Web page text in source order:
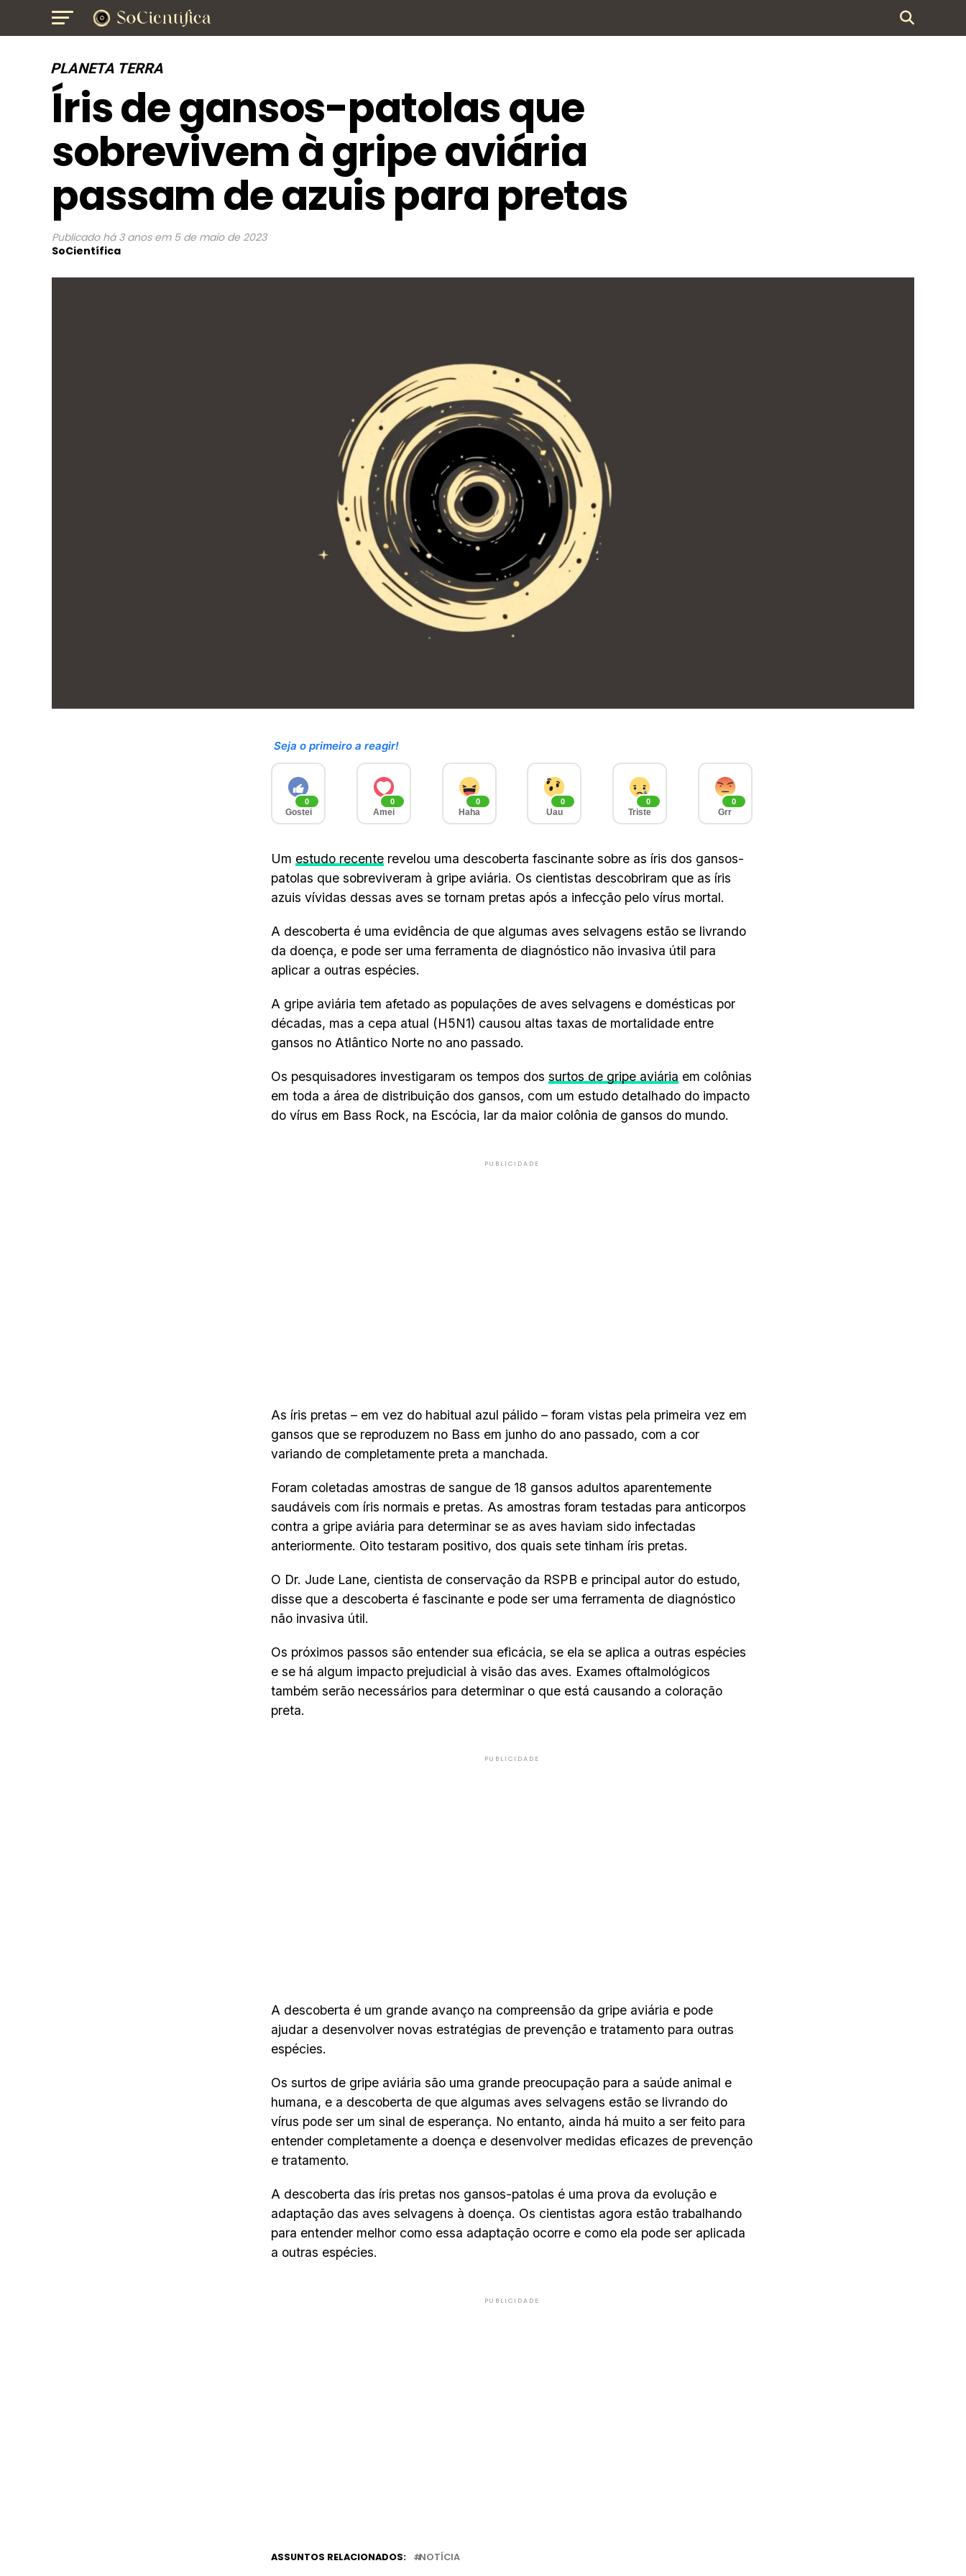
PLANETA TERRA
Íris de gansos-patolas que
sobrevivem à gripe aviária
passam de azuis para pretas
Publicado há 3 anos em 5 de maio de 2023
SoCientífica
Seja o primeiro a reagir!
0
Gostei
0
Amei
0
Haha
0
Uau
0
Triste
0
Grr
Um estudo recente revelou uma descoberta fascinante sobre as íris dos gansos-
patolas que sobreviveram à gripe aviária. Os cientistas descobriram que as íris
azuis vívidas dessas aves se tornam pretas após a infecção pelo vírus mortal.
A descoberta é uma evidência de que algumas aves selvagens estão se livrando
da doença, e pode ser uma ferramenta de diagnóstico não invasiva útil para
aplicar a outras espécies.
A gripe aviária tem afetado as populações de aves selvagens e domésticas por
décadas, mas a cepa atual (H5N1) causou altas taxas de mortalidade entre
gansos no Atlântico Norte no ano passado.
Os pesquisadores investigaram os tempos dos surtos de gripe aviária em colônias
em toda a área de distribuição dos gansos, com um estudo detalhado do impacto
do vírus em Bass Rock, na Escócia, lar da maior colônia de gansos do mundo.
PUBLICIDADE
As íris pretas – em vez do habitual azul pálido – foram vistas pela primeira vez em
gansos que se reproduzem no Bass em junho do ano passado, com a cor
variando de completamente preta a manchada.
Foram coletadas amostras de sangue de 18 gansos adultos aparentemente
saudáveis com íris normais e pretas. As amostras foram testadas para anticorpos
contra a gripe aviária para determinar se as aves haviam sido infectadas
anteriormente. Oito testaram positivo, dos quais sete tinham íris pretas.
O Dr. Jude Lane, cientista de conservação da RSPB e principal autor do estudo,
disse que a descoberta é fascinante e pode ser uma ferramenta de diagnóstico
não invasiva útil.
Os próximos passos são entender sua eficácia, se ela se aplica a outras espécies
e se há algum impacto prejudicial à visão das aves. Exames oftalmológicos
também serão necessários para determinar o que está causando a coloração
preta.
PUBLICIDADE
A descoberta é um grande avanço na compreensão da gripe aviária e pode
ajudar a desenvolver novas estratégias de prevenção e tratamento para outras
espécies.
Os surtos de gripe aviária são uma grande preocupação para a saúde animal e
humana, e a descoberta de que algumas aves selvagens estão se livrando do
vírus pode ser um sinal de esperança. No entanto, ainda há muito a ser feito para
entender completamente a doença e desenvolver medidas eficazes de prevenção
e tratamento.
A descoberta das íris pretas nos gansos-patolas é uma prova da evolução e
adaptação das aves selvagens à doença. Os cientistas agora estão trabalhando
para entender melhor como essa adaptação ocorre e como ela pode ser aplicada
a outras espécies.
PUBLICIDADE
ASSUNTOS RELACIONADOS: NOTÍCIA